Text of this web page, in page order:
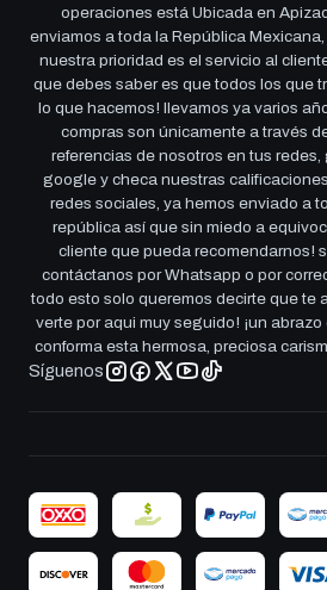
operaciones está Ubicada en
enviamos a toda la República
nuestra prioridad es el servicio al
que debes saber es que todos los que
lo que hacemos! llevamos ya varios
compras son únicamente a través
referencias de nosotros en tus
google y checa nuestras
redes sociales, ya hemos enviado a
república así que sin miedo a
cliente que pueda recomendarnos!
contáctanos por Whatsapp o por
todo esto solo queremos decirte que te
verte por aqui muy seguido! ¡un
conforma esta hermosa, preciosa
Síguenos